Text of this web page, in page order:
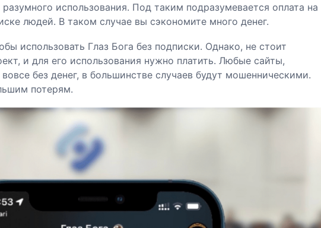
использования. Под таким подразумевается оплата на
людей. В таком случае вы сэкономите много денег.
использовать Глаз Бога без подписки. Однако, не стоит
и для его использования нужно платить. Любые сайты,
без денег, в большинстве случаев будут мошенническими.
потерям.